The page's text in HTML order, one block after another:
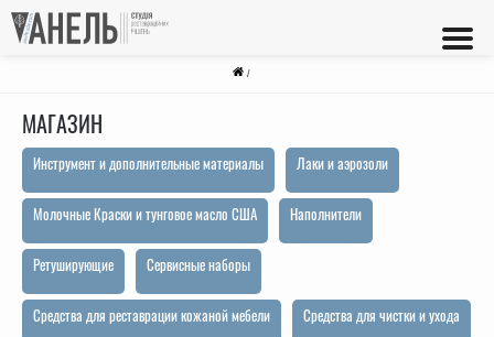
/
МАГАЗИН
Инструмент и дополнительные материалы Лаки и аэрозоли
Молочные Краски и тунговое масло США Наполнители
Ретуширующие Сервисные наборы
Средства для реставрации кожаной мебели Средства для чистки и ухода